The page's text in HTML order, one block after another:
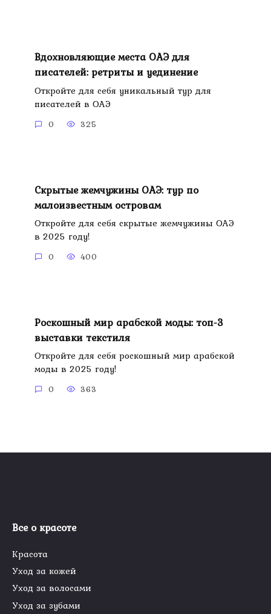
Вдохновляющие места ОАЭ для
писателей: ретриты и уединение
Откройте для себя уникальный тур для
писателей в ОАЭ
0 325
Скрытые жемчужины ОАЭ: тур по
малоизвестным островам
Откройте для себя скрытые жемчужины ОАЭ
в 2025 году!
0 400
Роскошный мир арабской моды: топ-3
выставки текстиля
Откройте для себя роскошный мир арабской
моды в 2025 году!
0 363
Все о красоте
Красота
Уход за кожей
Уход за волосами
Уход за зубами